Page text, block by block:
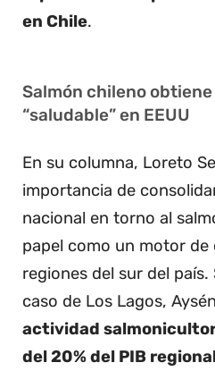
en Chile.
Salmón chileno
“saludable” en EEUU
En su columna, Loreto
importancia de
nacional en torno al
papel como un motor de
regiones del sur del país.
caso de Los Lagos,
actividad
del 20% del PIB